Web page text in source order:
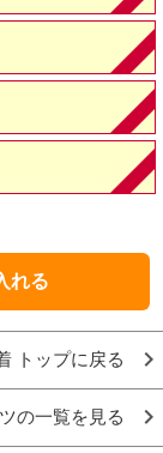
れる
トップに戻る
の一覧を見る